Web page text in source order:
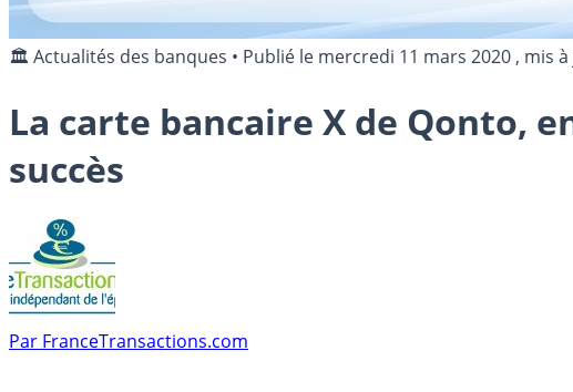
🏛️ Actualités des banques • Publié le mercredi 11 mars 2020 , mis
La carte bancaire X de Qonto,
succès
Par FranceTransactions.com